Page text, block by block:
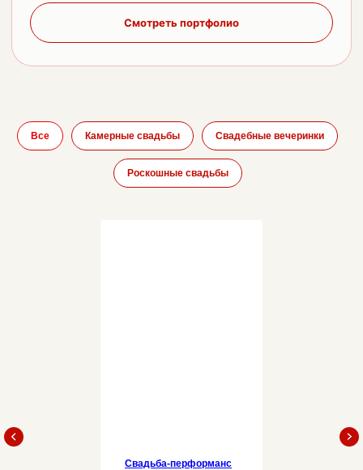
Смотреть портфолио
Все Камерные свадьбы Свадебные вечеринки
Роскошные свадьбы
Свадьба-перформанс